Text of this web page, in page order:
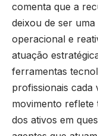
comenta que a
deixou de ser uma
operacional e
atuação
ferramentas
profissionais cada
movimento reflete
dos ativos em